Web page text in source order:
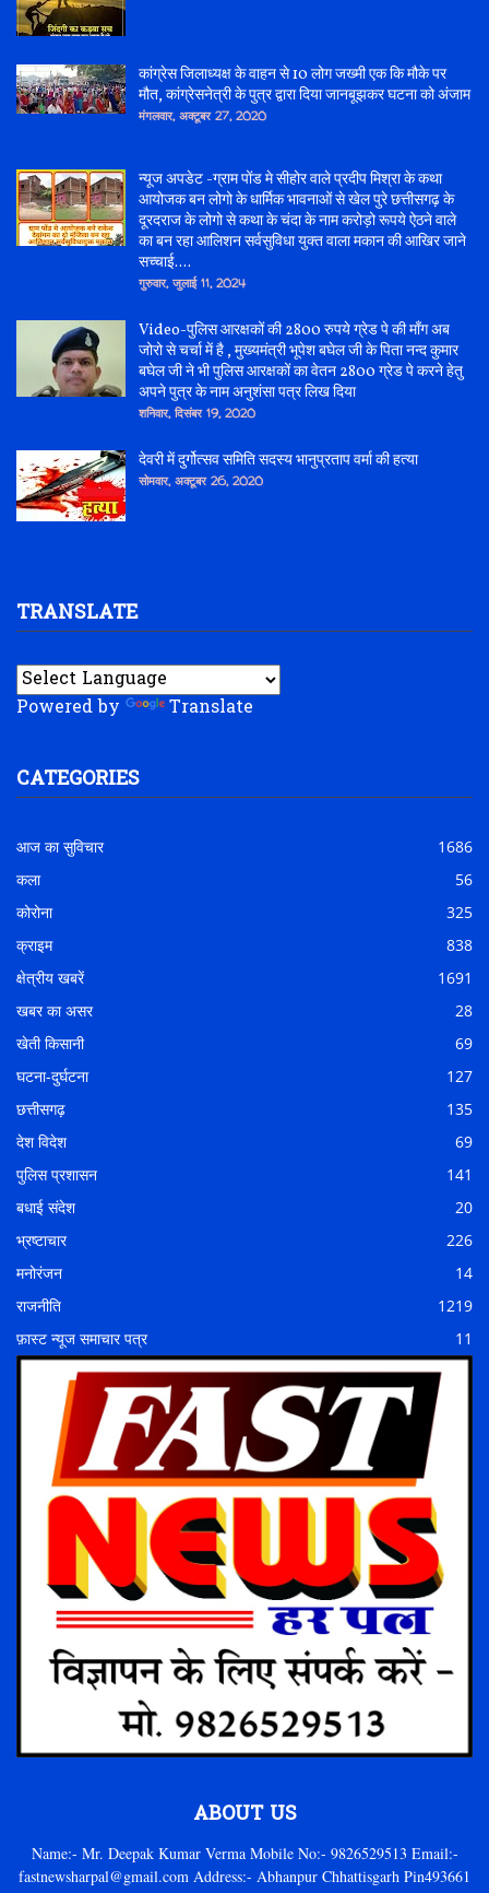
कांग्रेस जिलाध्यक्ष के वाहन से 10 लोग जख्मी एक कि मौके पर
मौत, कांग्रेसनेत्री के पुत्र द्वारा दिया जानबूझकर घटना को अंजाम
मंगलवार, अक्टूबर 27, 2020
न्यूज अपडेट -ग्राम पोंड मे सीहोर वाले प्रदीप मिश्रा के कथा
आयोजक बन लोगो के धार्मिक भावनाओं से खेल पुरे छत्तीसगढ़ के
दूरदराज के लोगो से कथा के चंदा के नाम करोड़ो रूपये ऐठने वाले
का बन रहा आलिशन सर्वसुविधा युक्त वाला मकान की आखिर जाने
सच्चाई....
गुरुवार, जुलाई 11, 2024
Video-पुलिस आरक्षकों की 2800 रुपये ग्रेड पे की माँग अब
जोरो से चर्चा में है , मुख्यमंत्री भूपेश बघेल जी के पिता नन्द कुमार
बघेल जी ने भी पुलिस आरक्षकों का वेतन 2800 ग्रेड पे करने हेतु
अपने पुत्र के नाम अनुशंसा पत्र लिख दिया
शनिवार, दिसंबर 19, 2020
देवरी में दुर्गोत्सव समिति सदस्य भानुप्रताप वर्मा की हत्या
सोमवार, अक्टूबर 26, 2020
TRANSLATE
Powered by Translate
CATEGORIES
आज का सुविचार
1686
कला
56
कोरोना
325
क्राइम
838
क्षेत्रीय खबरें
1691
खबर का असर
28
खेती किसानी
69
घटना-दुर्घटना
127
छत्तीसगढ़
135
देश विदेश
69
पुलिस प्रशासन
141
बधाई संदेश
20
भ्रष्टाचार
226
मनोरंजन
14
राजनीति
1219
फ़ास्ट न्यूज समाचार पत्र
11
ABOUT US
Name:- Mr. Deepak Kumar Verma Mobile No:- 9826529513 Email:-
fastnewsharpal@gmail.com Address:- Abhanpur Chhattisgarh Pin493661